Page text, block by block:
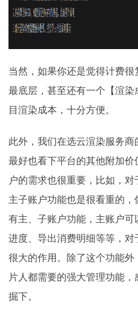
当然，如果你还是觉得计费
最底层，甚至还有一个【渲
目渲染成本，十分方便。
此外，我们在选云渲染服务商
最好也看下平台的其他附加
户的需求也很重要，比如，
主子账户功能也是很看重的，
有主、子账户功能，主账户
进度、导出消费明细等等，
很大的作用。除了这个功能
片人都需要的强大管理功能
掘下。